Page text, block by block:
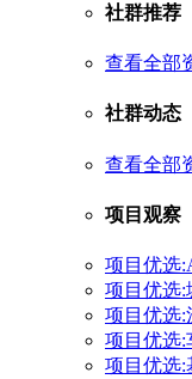
社群推荐
查看全部
社群动态
查看全部
项目观察
项目优选
项目优选:
项目优选:
项目优选:
项目优选: